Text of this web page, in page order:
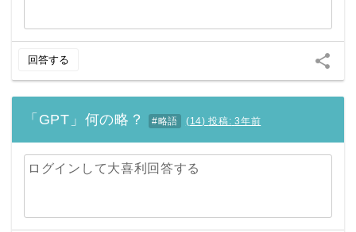
回答する share
「GPT」何の略？ #略語 (14)投稿: 3年前
ログインして大喜利回答する